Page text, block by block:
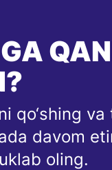
qo‘shing
davom
oling.